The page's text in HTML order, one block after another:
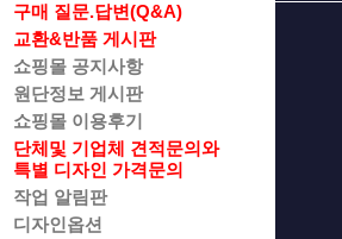
구매 질문.답변(Q&A)
교환&반품 게시판
쇼핑몰 공지사항
원단정보 게시판
쇼핑몰 이용후기
단체및 기업체 견적문의와
특별 디자인 가격문의
작업 알림판
디자인옵션